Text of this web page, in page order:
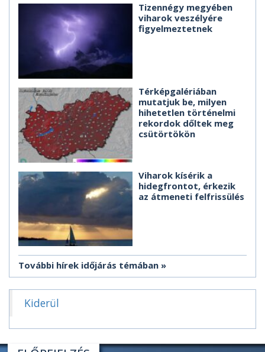
Tizennégy megyében
viharok veszélyére
figyelmeztetnek
Térképgalériában
mutatjuk be, milyen
hihetetlen történelmi
rekordok dőltek meg
csütörtökön
Viharok kísérik a
hidegfrontot, érkezik
az átmeneti felfrissülés
További hírek időjárás témában
Kiderül